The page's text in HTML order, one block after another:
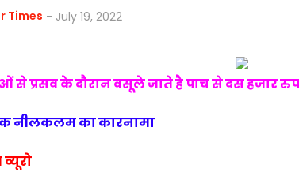
Times - July 19, 2022
से प्रसव के दौरान वसूले जाते है पाच से दस हजार
नीलकलम का कारनामा